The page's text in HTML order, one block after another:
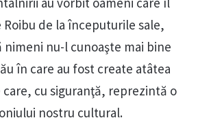
Roibu de la începuturile sale,
nu-l cunoaşte mai bine
în care au fost create atâtea
cu siguranţă, reprezintă o
nostru cultural.